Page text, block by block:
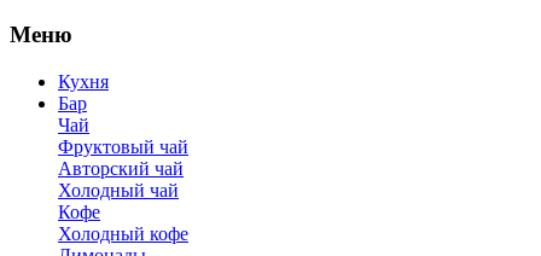
Меню
Кухня
Бар
Чай
Фруктовый чай
Авторский чай
Холодный чай
Кофе
Холодный кофе